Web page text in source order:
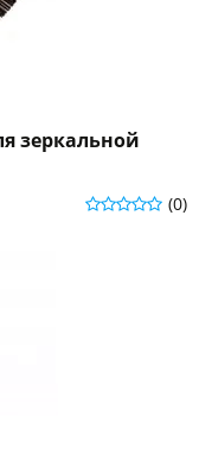
зеркальной
(0)